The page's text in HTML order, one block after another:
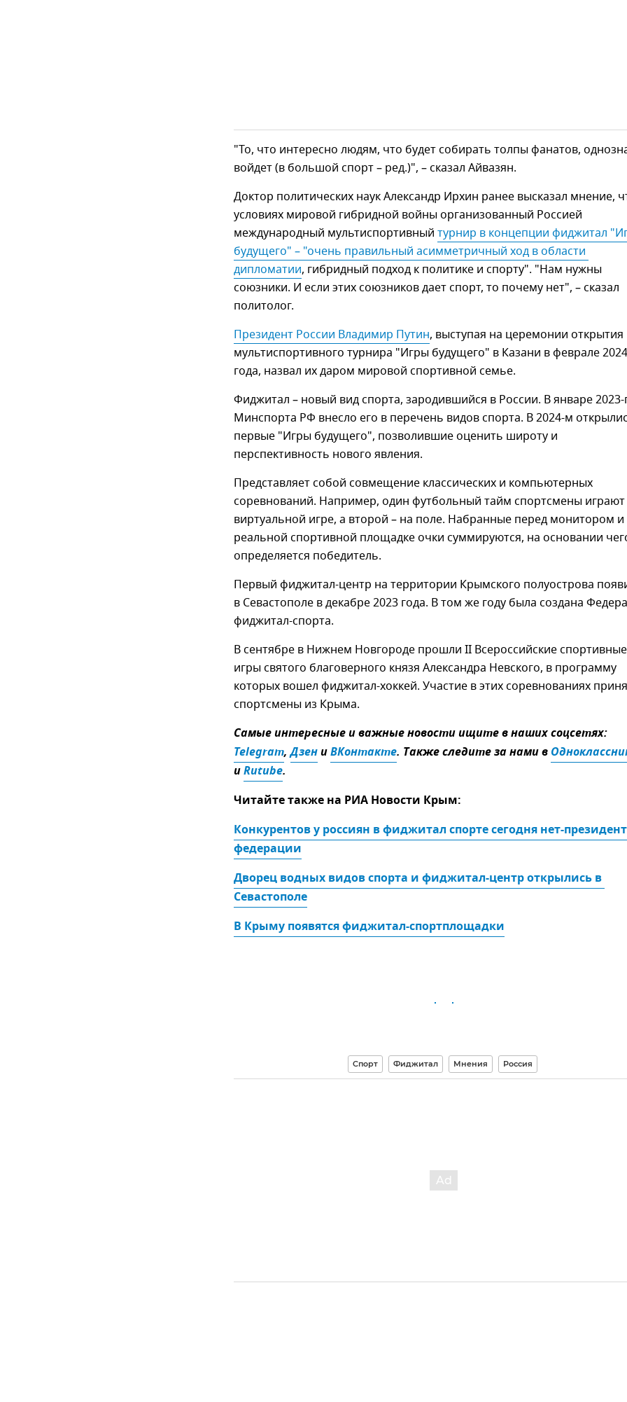
"То, что интересно людям, что будет собирать толпы фанатов,
войдет (в большой спорт – ред.)", – сказал Айвазян.
Доктор политических наук Александр Ирхин ранее высказал мнение,
условиях мировой гибридной войны организованный Россией
международный мультиспортивный турнир в концепции фиджитал
будущего" – "очень правильный асимметричный ход в области
дипломатии, гибридный подход к политике и спорту". "Нам нужны
союзники. И если этих союзников дает спорт, то почему нет", – сказал
политолог.
Президент России Владимир Путин, выступая на церемонии открытия
мультиспортивного турнира "Игры будущего" в Казани в феврале 2024
года, назвал их даром мировой спортивной семье.
Фиджитал – новый вид спорта, зародившийся в России. В январе 2023-
Минспорта РФ внесло его в перечень видов спорта. В 2024-м
первые "Игры будущего", позволившие оценить широту и
перспективность нового явления.
Представляет собой совмещение классических и компьютерных
соревнований. Например, один футбольный тайм спортсмены играют
виртуальной игре, а второй – на поле. Набранные перед монитором и
реальной спортивной площадке очки суммируются, на основании
определяется победитель.
Первый фиджитал-центр на территории Крымского полуострова
в Севастополе в декабре 2023 года. В том же году была создана
фиджитал-спорта.
В сентябре в Нижнем Новгороде прошли II Всероссийские спортивные
игры святого благоверного князя Александра Невского, в программу
которых вошел фиджитал-хоккей. Участие в этих соревнованиях
спортсмены из Крыма.
Самые интересные и важные новости ищите в наших соцсетях:
Telegram,ДзениВКонтакте. Также следите за нами в
иRutube.
Читайте также на РИА Новости Крым:
Конкурентов у россиян в фиджитал спорте сегодня нет-президент
федерации
Дворец водных видов спорта и фиджитал-центр открылись в
Севастополе
В Крыму появятся фиджитал-спортплощадки
Спорт Фиджитал Мнения Россия